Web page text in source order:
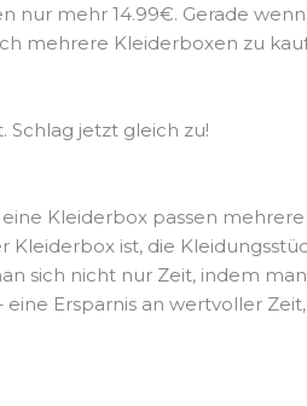
nur mehr 14.99€. Gerade
mehrere Kleiderboxen zu
Schlag jetzt gleich zu!
Kleiderbox passen
Kleiderbox ist, die
sich nicht nur Zeit, indem
Ersparnis an wertvoller